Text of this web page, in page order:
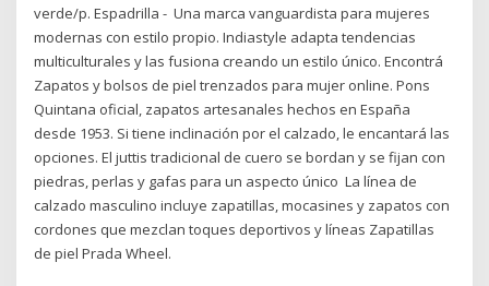
verde/p. Espadrilla - Una marca vanguardista para mujeres
modernas con estilo propio. Indiastyle adapta tendencias
multiculturales y las fusiona creando un estilo único. Encontrá
Zapatos y bolsos de piel trenzados para mujer online. Pons
Quintana oficial, zapatos artesanales hechos en España
desde 1953. Si tiene inclinación por el calzado, le encantará las
opciones. El juttis tradicional de cuero se bordan y se fijan con
piedras, perlas y gafas para un aspecto único La línea de
calzado masculino incluye zapatillas, mocasines y zapatos con
cordones que mezclan toques deportivos y líneas Zapatillas
de piel Prada Wheel.